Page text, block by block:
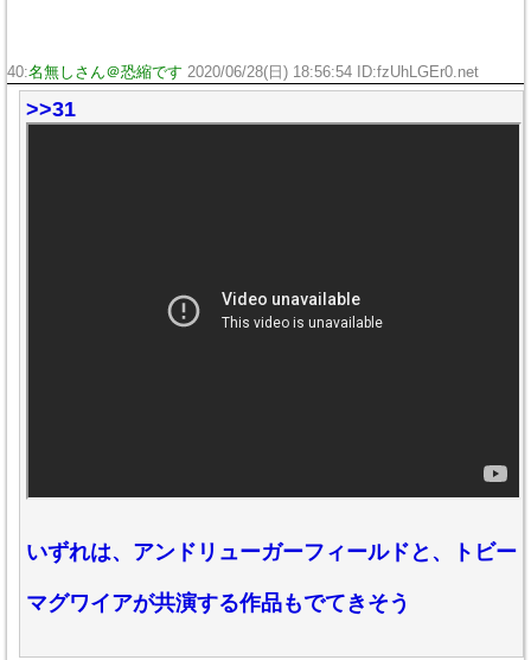
40:名無しさん＠恐縮です 2020/06/28(日) 18:56:54 ID:fzUhLGEr0.net
>>31
いずれは、アンドリューガーフィールドと、トビー
マグワイアが共演する作品もでてきそう